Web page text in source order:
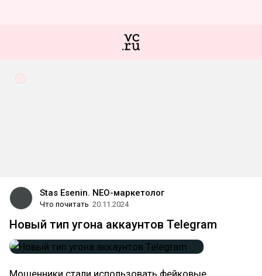
Stas Esenin. NEO-маркетолог
Что почитать 20.11.2024
Новый тип угона аккаунтов Telegram
Мошенники стали использовать фейковые